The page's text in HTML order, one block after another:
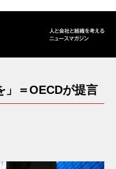
」＝OECDが提言